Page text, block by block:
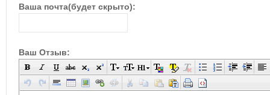
Ваша почта(будет скрыто):
Ваш Отзыв: